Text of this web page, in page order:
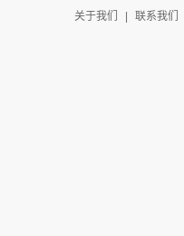
关于我们 | 联系我们